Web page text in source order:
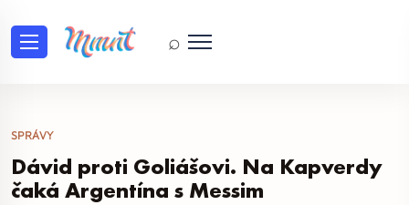
⌕
SPRÁVY
Dávid proti Goliášovi. Na Kapverdy
čaká Argentína s Messim